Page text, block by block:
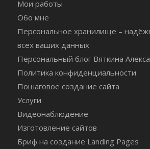
Мои работы
Обо мне
Персональное хранилище –
всех ваших данных
Персональный блог Вяткина
Политика конфиденциальности
Пошаговое создание сайта
Услуги
Видеонаблюдение
Изготовление сайтов
Бриф на создание Landing Pages